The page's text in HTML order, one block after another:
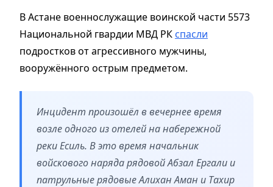
В Астане военнослужащие воинской части 5573
Национальной гвардии МВД РК спасли
подростков от агрессивного мужчины,
вооружённого острым предметом.
Инцидент произошёл в вечернее время
возле одного из отелей на набережной
реки Есиль. В это время начальник
войскового наряда рядовой Абзал Ергали и
патрульные рядовые Алихан Аман и Тахир